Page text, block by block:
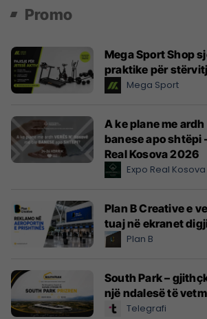
Promo
Mega Sport Shop
praktike për
Mega Sport
A ke plane me ardh
banese apo shtëpi
Real Kosova 2026
Expo Real Kosova
Plan B Creative e
tuaj në ekranet
Plan B
South Park –
një ndalesë të
Telegrafi